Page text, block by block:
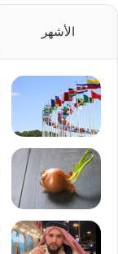
الأشهر